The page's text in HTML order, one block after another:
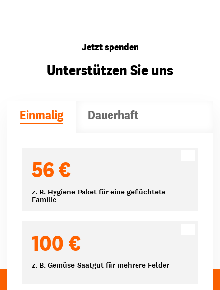
Jetzt spenden
Unterstützen Sie uns
Einmalig Dauerhaft
56 €
z. B. Hygiene-Paket für eine geflüchtete
Familie
100 €
z. B. Gemüse-Saatgut für mehrere Felder